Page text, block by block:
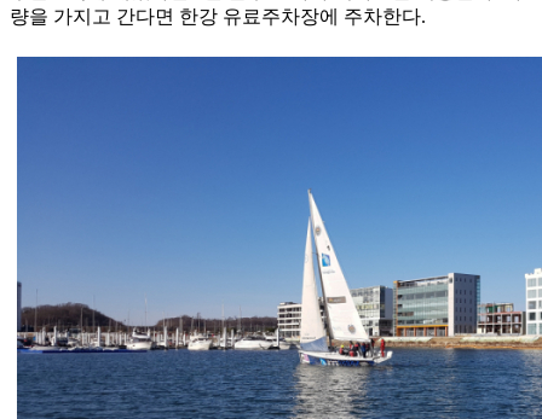
량을 가지고 간다면 한강 유료주차장에 주차한다.